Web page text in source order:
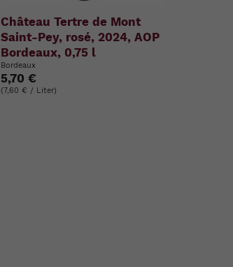
Château Tertre de Mont
Saint-Pey, rosé, 2024, AOP
Bordeaux, 0,75 l
Bordeaux
5,70 €
(7,60 € / Liter)